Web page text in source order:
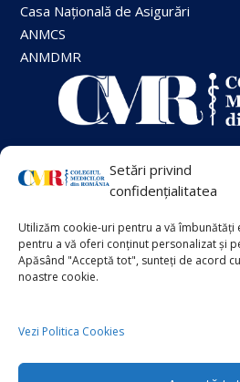
Setări privind
confidențialitatea
Utilizăm cookie-uri pentru a vă îmbunătăți
pentru a vă oferi conținut personalizat și
Apăsând "Acceptă tot", sunteți de acord
noastre cookie.
Vezi Politica Cookies
Casa Națională de Asigurări
ANMCS
ANMDMR
+40 21 413
VECHIUL
Info Suplimentar
Politica de Confidențialitate